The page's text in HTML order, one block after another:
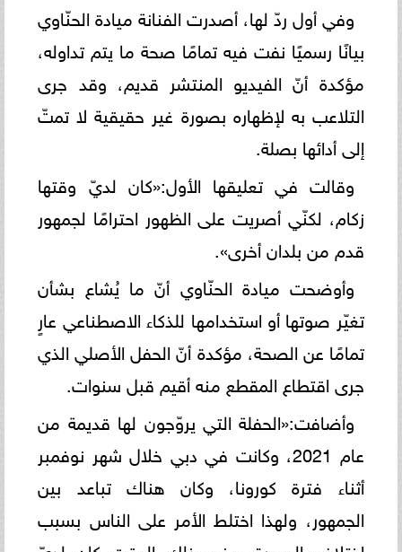
وفي أول ردّ لها، أصدرت الفنانة ميادة الحنّاوي
بيانًا رسميًا نفت فيه تمامًا صحة ما يتم تداوله،
مؤكدة أنّ الفيديو المنتشر قديم، وقد جرى
التلاعب به لإظهاره بصورة غير حقيقية لا تمتّ
إلى أدائها بصلة.
وقالت في تعليقها الأول:«كان لديّ وقتها
زكام، لكنّي أصريت على الظهور احترامًا لجمهور
قدم من بلدان أخرى».
وأوضحت ميادة الحنّاوي أنّ ما يُشاع بشأن
تغيّر صوتها أو استخدامها للذكاء الاصطناعي عارٍ
تمامًا عن الصحة، مؤكدة أنّ الحفل الأصلي الذي
جرى اقتطاع المقطع منه أقيم قبل سنوات.
وأضافت:«الحفلة التي يروّجون لها قديمة من
عام 2021، وكانت في دبي خلال شهر نوفمبر
أثناء فترة كورونا، وكان هناك تباعد بين
الجمهور، ولهذا اختلط الأمر على الناس بسبب